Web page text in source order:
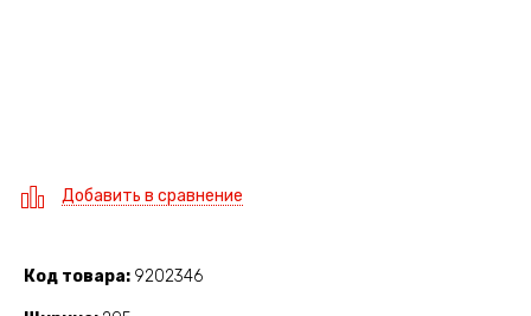
Добавить в сравнение
Код товара 9202346